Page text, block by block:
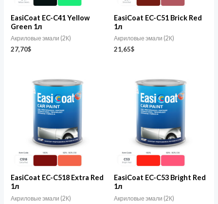
EasiCoat EC-C41 Yellow
Green 1л
Акриловые эмали (2К)
27,70$
EasiCoat EC-C51 Brick Red
1л
Акриловые эмали (2К)
21,65$
EasiCoat EC-C518 Extra Red
1л
Акриловые эмали (2К)
EasiCoat EC-C53 Bright Red
1л
Акриловые эмали (2К)